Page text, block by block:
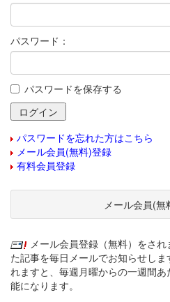
パスワード：
パスワードを保存する
パスワードを忘れた方はこちら
メール会員(無料)登録
有料会員登録
メール会員(無
メール会員登録（無料）をさ
た記事を毎日メールでお知らせし
れますと、毎週月曜からの一週間
能になります。